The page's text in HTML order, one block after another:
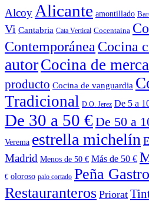
Alcoy Alicante amontillado
Vi Cantabria Cata Vertical Cocentaina
Contemporánea Cocina
autorCocina de
producto Cocina de vanguardia
Tradicional D.O. Jerez De 5 a
De 30 a 50 € De 50 a
Verema estrella michelín
Madrid Menos de 50 € Más de 50 €
€ oloroso palo cortado Peña
Restauranteros Priorat